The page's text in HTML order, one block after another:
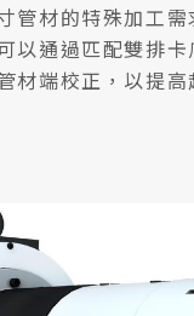
管材的特殊加工需
以通過匹配雙排卡
材端校正，以提